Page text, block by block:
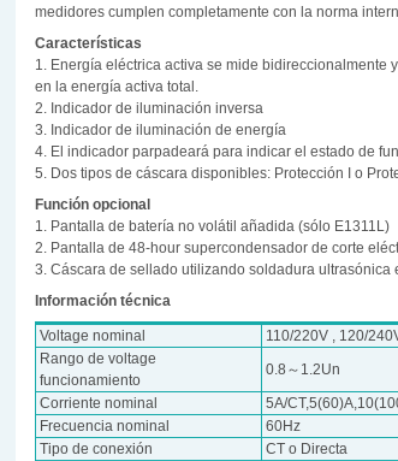
medidores cumplen completamente con la norma
Características
1. Energía eléctrica activa se mide bidireccionalmente
en la energía activa total.
2. Indicador de iluminación inversa
3. Indicador de iluminación de energía
4. El indicador parpadeará para indicar el estado de
5. Dos tipos de cáscara disponibles: Protección I o
Función opcional
1. Pantalla de batería no volátil añadida (sólo E1311L)
2. Pantalla de 48-hour supercondensador de corte
3. Cáscara de sellado utilizando soldadura ultrasónica
Información técnica
Voltage nominal
110/220V , 120/
Rango de voltage
funcionamiento
0.8～1.2Un
Corriente nominal
5A/
Frecuencia nominal
60Hz
Tipo de conexión
CT o Directa